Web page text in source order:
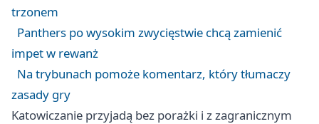
trzonem
Panthers po wysokim zwycięstwie chcą zamienić
impet w rewanż
Na trybunach pomoże komentarz, który tłumaczy
zasady gry
Katowiczanie przyjadą bez porażki i z zagranicznym